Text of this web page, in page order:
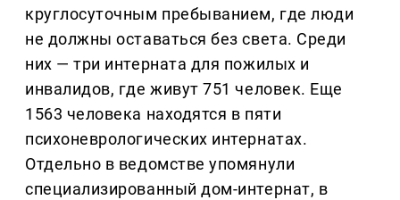
круглосуточным пребыванием, где люди
не должны оставаться без света. Среди
них — три интерната для пожилых и
инвалидов, где живут 751 человек. Еще
1563 человека находятся в пяти
психоневрологических интернатах.
Отдельно в ведомстве упомянули
специализированный дом-интернат, в